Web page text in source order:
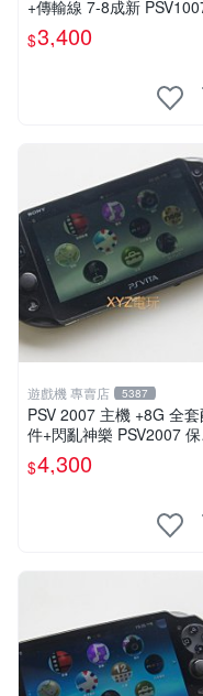
+傳輸線 7-8成新
一年保修
$3,400
遊戲機 專賣店 5387
PSV 2007 主機 +8G 全
件+閃亂神樂 PSV2007 保修
一年 品質有保障
$4,300